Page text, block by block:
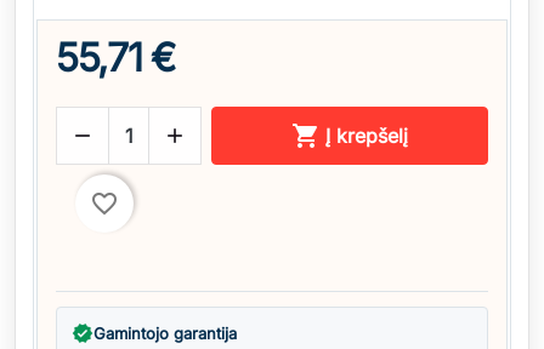
55,71 €
   Į krepšelį
favorite_border
verifiedGamintojo garantija